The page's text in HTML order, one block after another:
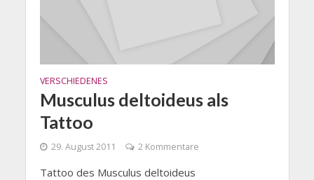
VERSCHIEDENES
Musculus deltoideus als
Tattoo
29. August 2011 2 Kommentare
Tattoo des Musculus deltoideus